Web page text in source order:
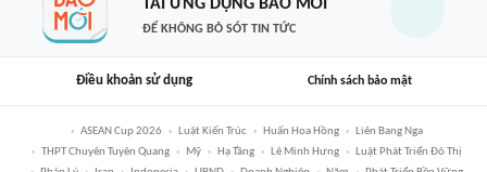
TẢI ỨNG DỤNG BÁO MỚI
ĐỂ KHÔNG BỎ SÓT TIN TỨC
Điều khoản sử dụng Chính sách bảo mật
ASEAN Cup 2026 Luật Kiến Trúc Huấn Hoa Hồng
Liên Bang Nga
THPT Chuyên Tuyên Quang
Mỹ Hạ Tầng Lê Minh Hưng
Luật Phát Triển Đô Thị